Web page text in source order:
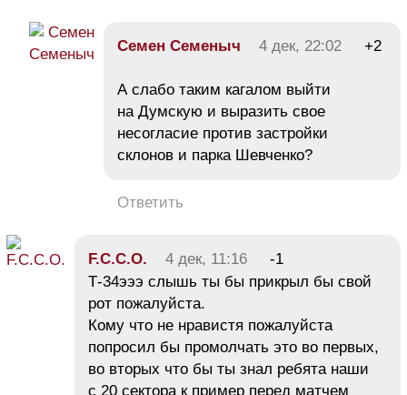
Семен Семеныч 4 дек, 22:02 +2
А слабо таким кагалом выйти
на Думскую и выразить свое
несогласие против застройки
склонов и парка Шевченко?
Ответить
F.C.C.O. 4 дек, 11:16
-1
Т-34эээ слышь ты бы прикрыл бы свой
рот пожалуйста.
Кому что не нравистя пожалуйста
попросил бы промолчать это во первых,
во вторых что бы ты знал ребята наши
с 20 сектора к пример перед матчем